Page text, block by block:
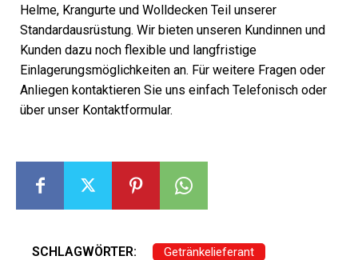
Helme, Krangurte und Wolldecken Teil unserer
Standardausrüstung. Wir bieten unseren Kundinnen und
Kunden dazu noch flexible und langfristige
Einlagerungsmöglichkeiten an. Für weitere Fragen oder
Anliegen kontaktieren Sie uns einfach Telefonisch oder
über unser Kontaktformular.
SCHLAGWÖRTER: Getränkelieferant